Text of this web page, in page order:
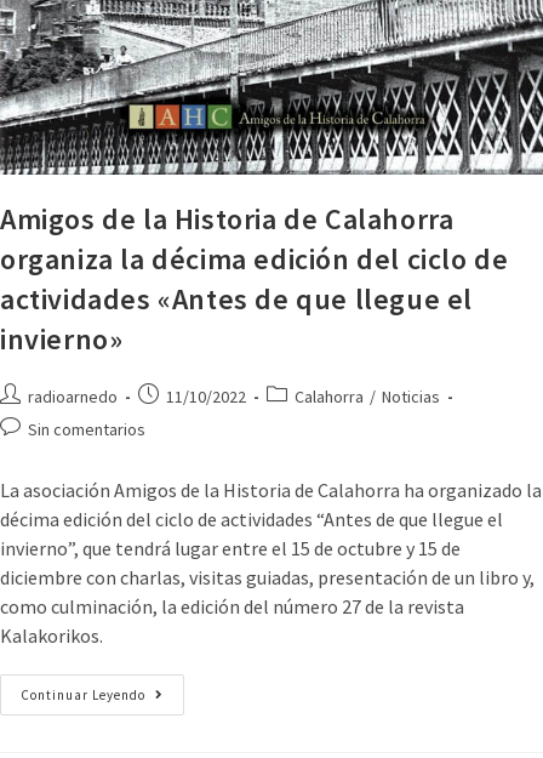
Amigos de la Historia de Calahorra
organiza la décima edición del ciclo de
actividades «Antes de que llegue el
invierno»
radioarnedo 11/10/2022 Calahorra / Noticias
Sin comentarios
La asociación Amigos de la Historia de Calahorra ha organizado la
décima edición del ciclo de actividades “Antes de que llegue el
invierno”, que tendrá lugar entre el 15 de octubre y 15 de
diciembre con charlas, visitas guiadas, presentación de un libro y,
como culminación, la edición del número 27 de la revista
Kalakorikos.
Continuar Leyendo